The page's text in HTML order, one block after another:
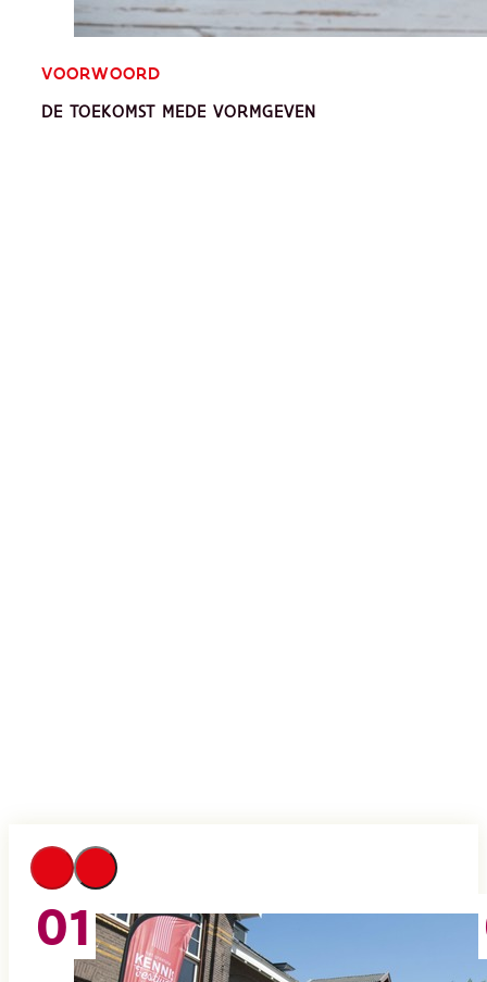
VOORWOORD
DE TOEKOMST MEDE VORMGEVEN